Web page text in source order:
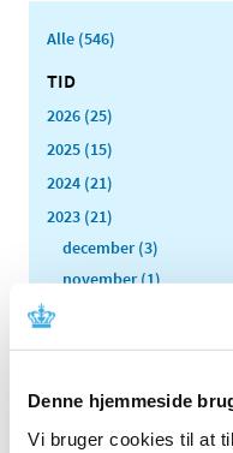
Denne hjemmeside
Vi bruger cookies til at
Alle (546)
TID
2026 (25)
2025 (15)
2024 (21)
2023 (21)
december (3)
november (1)
juni (1)
maj (1)